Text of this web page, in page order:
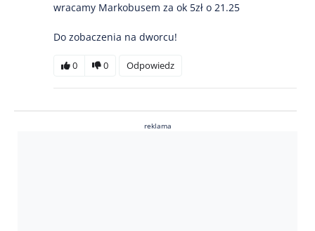
wracamy Markobusem za ok 5zł o 21.25
Do zobaczenia na dworcu!
0 0 Odpowiedz
reklama